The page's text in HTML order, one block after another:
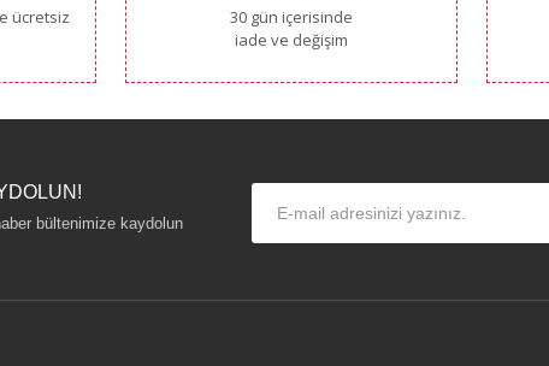
Gönder
ücretsiz
30 gün içerisinde
iade ve değişim
bültenimize kaydolun